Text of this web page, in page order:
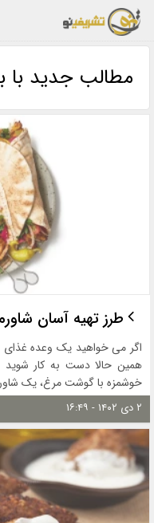
مطالب جدید
طرز تهیه آسان
اگر می خواهید یک وعده غذای
همین حالا دست به کار شوید
خوشمزه با گوشت مرغ، یک
۲ دی ۱۴۰۲ - ۱۶:۴۹